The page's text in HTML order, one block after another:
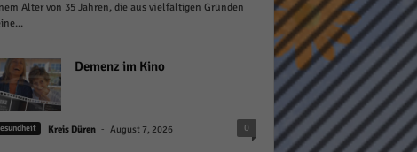
Alter von 35 Jahren, die aus vielfältigen Gründen
Demenz im Kino
Kreis Düren - August 7, 2026 0
Zurück